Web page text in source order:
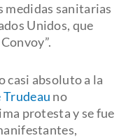
medidas sanitarias
Unidos, que
casi absoluto a la
no
protesta y se fue